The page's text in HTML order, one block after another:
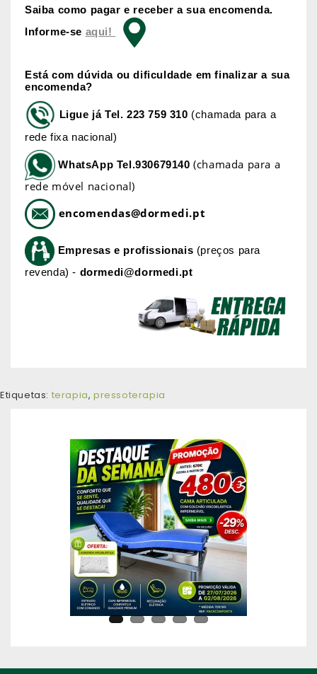
Saiba como pagar e receber a sua encomenda.
Informe-se aqui!
Está com dúvida ou dificuldade em finalizar a sua
encomenda?
Ligue já Tel. 223 759 310 (chamada para a
rede fixa nacional)
WhatsApp Tel.930679140 (chamada para a
rede móvel nacional)
encomendas@dormedi.pt
Empresas e profissionais (preços para
revenda) - dormedi@dormedi.pt
Etiquetas: terapia,pressoterapia